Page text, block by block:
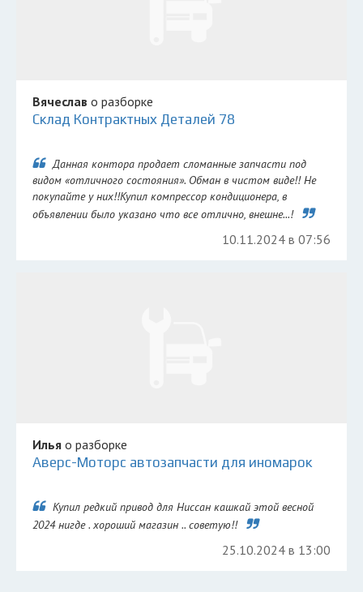
Вячеслав о разборке
Склад Контрактных Деталей 78
Данная контора продает сломанные запчасти под
видом «отличного состояния». Обман в чистом виде!! Не
покупайте у них!!Купил компрессор кондиционера, в
объявлении было указано что все отлично, внешне...!
10.11.2024 в 07:56
Илья о разборке
Аверс-Моторс автозапчасти для иномарок
Купил редкий привод для Ниссан кашкай этой весной
2024 нигде . хороший магазин .. советую!!
25.10.2024 в 13:00